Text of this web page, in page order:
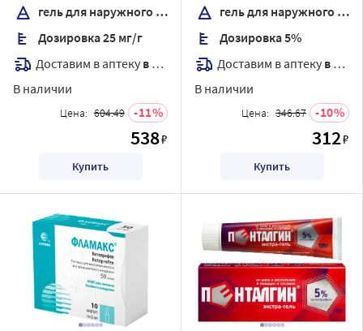
гель для наружного применения
Дозировка 25 мг/г
Доставим в аптеку в течение 7 дней
В наличии
Цена: 604.49 11
538₽
Купить
гель для наружного применения
Дозировка 5%
Доставим в аптеку в течение 7 дней
В наличии
Цена: 346.67 10
312₽
Купить